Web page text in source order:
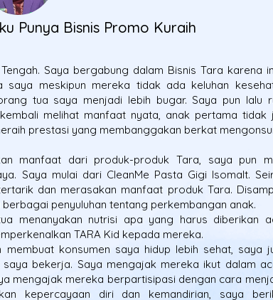
Punya Bisnis Promo Kuraih
Saya bergabung dalam Bisnis Tara karena
meskipun mereka tidak ada keluhan
tua saya menjadi lebih bugar. Saya pun lalu
melihat manfaat nyata, anak pertama tidak
prestasi yang membanggakan berkat
manfaat dari produk-produk Tara, saya pun
Saya mulai dari CleanMe Pasta Gigi Isomalt.
dan merasakan manfaat produk Tara.
penyuluhan tentang perkembangan anak.
menanyakan nutrisi apa yang harus diberikan
TARA Kid kepada mereka.
konsumen saya hidup lebih sehat, saya
bekerja. Saya mengajak mereka ikut dalam
mengajak mereka berpartisipasi dengan cara
kepercayaan diri dan kemandirian, saya